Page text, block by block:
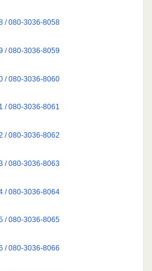
/ 080-3036-8058
/ 080-3036-8059
/ 080-3036-8060
/ 080-3036-8061
/ 080-3036-8062
/ 080-3036-8063
/ 080-3036-8064
/ 080-3036-8065
/ 080-3036-8066